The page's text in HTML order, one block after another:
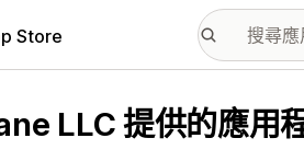
Store
LLC 提供的應用